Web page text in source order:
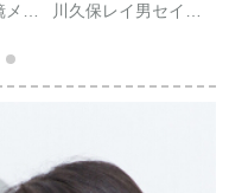
ン
川久保レイ男セイン
ート男女車でハイビ